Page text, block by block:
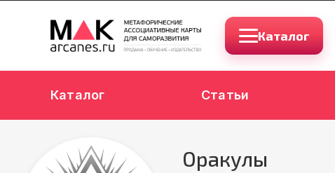
Каталог
Каталог Статьи
Оракулы